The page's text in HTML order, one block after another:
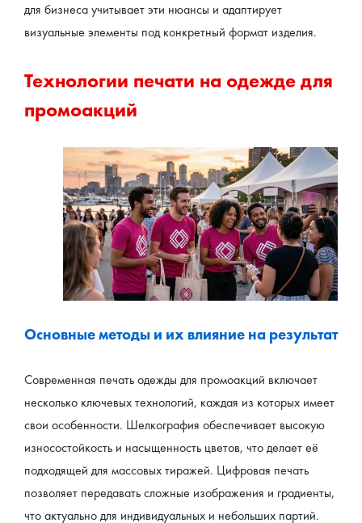
для бизнеса учитывает эти нюансы и адаптирует
визуальные элементы под конкретный формат изделия.
Технологии печати на одежде для
промоакций
Основные методы и их влияние на результат
Современная печать одежды для промоакций включает
несколько ключевых технологий, каждая из которых имеет
свои особенности. Шелкография обеспечивает высокую
износостойкость и насыщенность цветов, что делает её
подходящей для массовых тиражей. Цифровая печать
позволяет передавать сложные изображения и градиенты,
что актуально для индивидуальных и небольших партий.